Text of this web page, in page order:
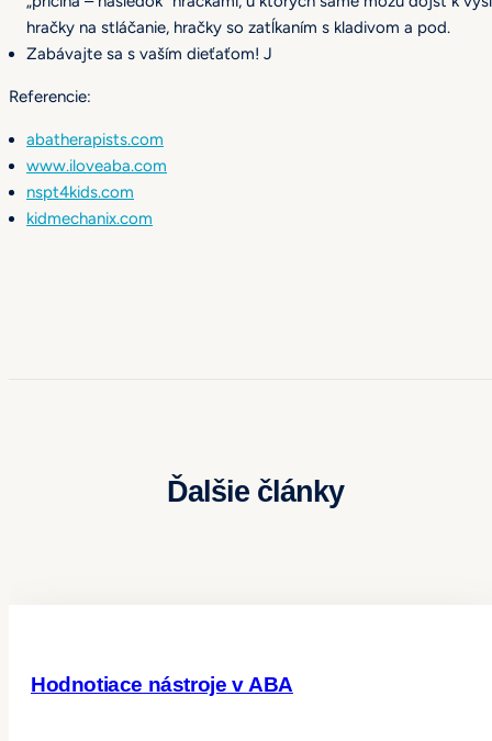
hračky na stláčanie, hračky so zatĺkaním s kladivom a pod.
Zabávajte sa s vaším dieťaťom! J
Referencie:
abatherapists.com
www.iloveaba.com
nspt4kids.com
kidmechanix.com
Ďalšie články
Hodnotiace nástroje v ABA